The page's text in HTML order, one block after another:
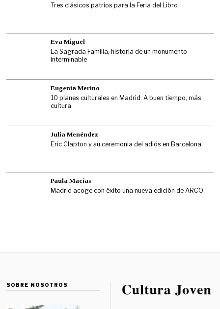
Tres clásicos patrios para la Feria del Libro
Eva Miguel
La Sagrada Familia, historia de un monumento
interminable
Eugenia Merino
10 planes culturales en Madrid: A buen tiempo, más
cultura
Julia Menéndez
Eric Clapton y su ceremonia del adiós en Barcelona
Paula Macías
Madrid acoge con éxito una nueva edición de ARCO
SOBRE NOSOTROS